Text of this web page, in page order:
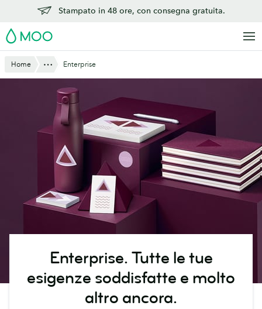
contenuto
principale
Stampato in 48 ore, con consegna gratuita.
MOO
Home Mostra tutto
Enterprise
Enterprise.Tutte le tue
esigenze soddisfatte e molto
altro ancora.